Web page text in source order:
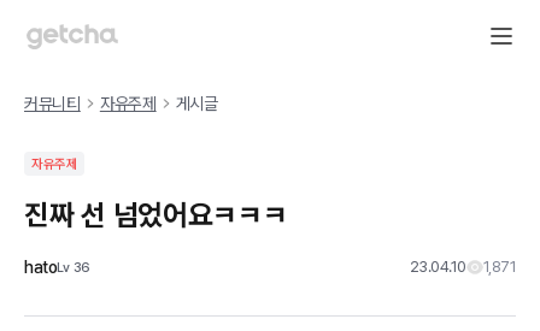
커뮤니티 자유주제 게시글
자유주제
진짜 선 넘었어요ㅋㅋㅋ
hatoLv 36 23.04.10 1,871